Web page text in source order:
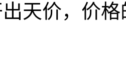
天价，价